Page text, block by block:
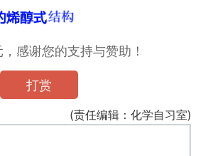
感谢您的支持与赞助！
打赏
(责任编辑：化学自习室)